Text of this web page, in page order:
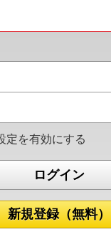
定を有効にする
新規登録（無料）